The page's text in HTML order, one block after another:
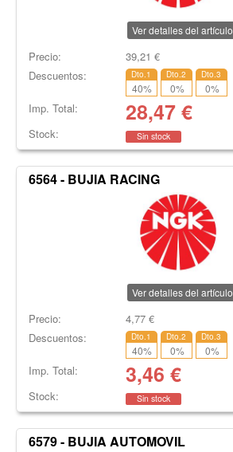
Ver detalles del artículo
Precio: 39,21 €
Descuentos:
Dto.1
40%
Dto.2
0%
Dto.3
0%
Imp. Total: 28,47€
Stock: Sin stock
6564 - BUJIA RACING
Ver detalles del artículo
Precio: 4,77€
Descuentos:
Dto.1
40%
Dto.2
0%
Dto.3
0%
Imp. Total: 3,46 €
Stock: Sin stock
6579 - BUJIA AUTOMOVIL